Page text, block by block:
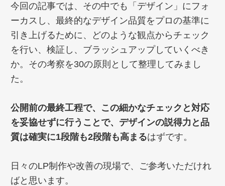
今回の記事では、その中でも「デザイン」にフォ
ーカスし、最終的なデザイン品質をプロの基準に
引き上げるために、どのような観点からチェック
を行い、検証し、ブラッシュアップしていくべき
か。その考察を30の原則として整理してみまし
た。
公開前の最終工程で、この細かなチェックと対応
を妥協せずに行うことで、デザインの説得力と品
質は確実に1段階も2段階も高まるはずです。
日々のLP制作や改善の現場で、ご参考いただけれ
ばと思います。